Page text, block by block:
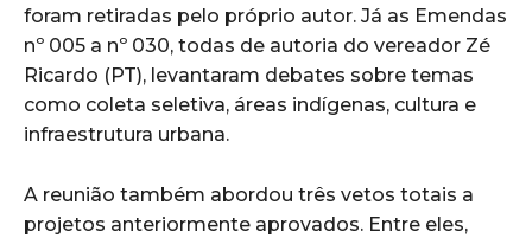
foram retiradas pelo próprio autor. Já as Emendas
nº 005 a nº 030, todas de autoria do vereador Zé
Ricardo (PT), levantaram debates sobre temas
como coleta seletiva, áreas indígenas, cultura e
infraestrutura urbana.
A reunião também abordou três vetos totais a
projetos anteriormente aprovados. Entre eles,